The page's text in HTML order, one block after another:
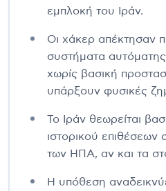
εμπλοκή του Ιράν.
Οι χάκερ απέκτησαν
συστήματα
χωρίς βασική
υπάρξουν φυσικές
Το Ιράν θεωρείται
ιστορικού επιθέσεων
των ΗΠΑ, αν και τα
Η υπόθεση